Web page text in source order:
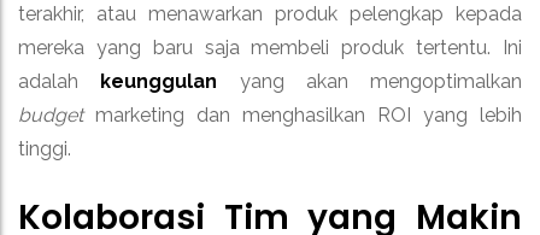
terakhir, atau menawarkan produk pelengkap kepada
mereka yang baru saja membeli produk tertentu. Ini
adalah keunggulan yang akan mengoptimalkan
budgetmarketing dan menghasilkan ROI yang lebih
tinggi.
Kolaborasi Tim yang Makin